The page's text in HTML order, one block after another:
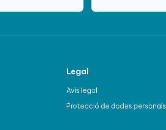
Legal
Avís legal
Protecció de dades personals